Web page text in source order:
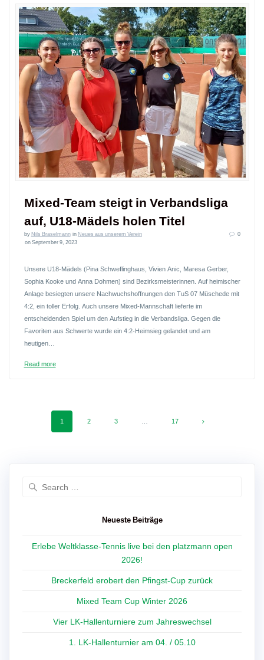
Mixed-Team steigt in Verbandsliga
auf, U18-Mädels holen Titel
byNils Braselmann inNeues aus unserem Verein
on September 9, 2023
0
Unsere U18-Mädels (Pina Schweflinghaus, Vivien Anic, Maresa Gerber,
Sophia Kooke und Anna Dohmen) sind Bezirksmeisterinnen. Auf heimischer
Anlage besiegten unsere Nachwuchshoffnungen den TuS 07 Müschede mit
4:2, ein toller Erfolg. Auch unsere Mixed-Mannschaft lieferte im
entscheidenden Spiel um den Aufstieg in die Verbandsliga. Gegen die
Favoriten aus Schwerte wurde ein 4:2-Heimsieg gelandet und am
heutigen…
Read more
Posts
navigation
Page
1 Page
2 Page
3 … Page
17
Neueste Beiträge
Erlebe Weltklasse-Tennis live bei den platzmann open
2026!
Breckerfeld erobert den Pfingst-Cup zurück
Mixed Team Cup Winter 2026
Vier LK-Hallenturniere zum Jahreswechsel
1. LK-Hallenturnier am 04. / 05.10